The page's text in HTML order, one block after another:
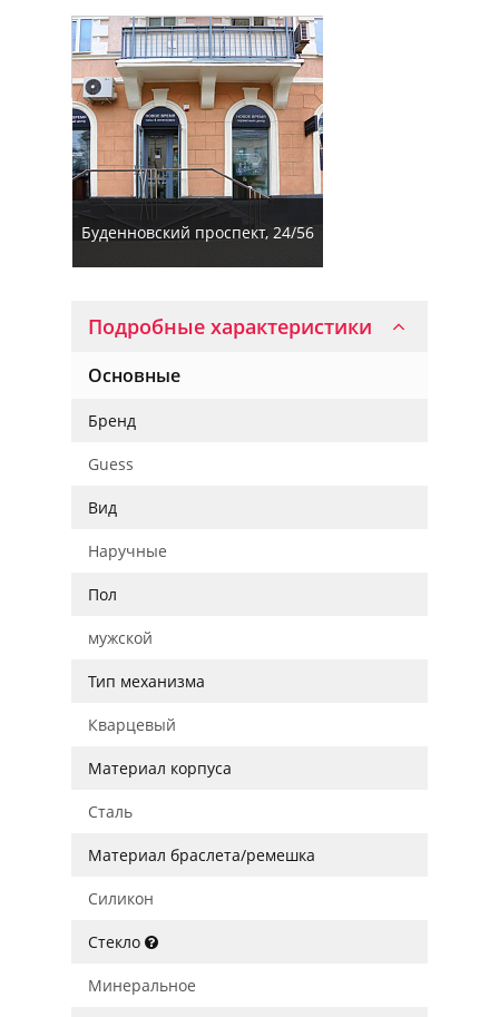
Буденновский проспект, 24/56
Подробные характеристики
Основные
Бренд
Guess
Вид
Наручные
Пол
мужской
Тип механизма
Кварцевый
Материал корпуса
Сталь
Материал браслета/ремешка
Силикон
Стекло
Минеральное